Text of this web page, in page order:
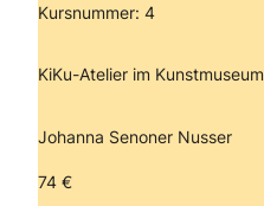
Kursnummer: 4
KiKu-Atelier im Kunstmuseum
Johanna Senoner Nusser
74 €